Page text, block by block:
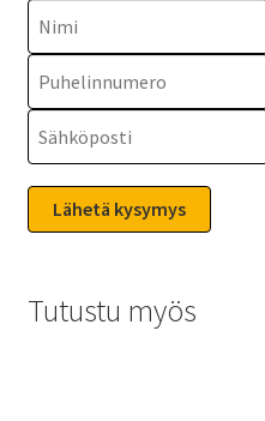
Tutustu myös